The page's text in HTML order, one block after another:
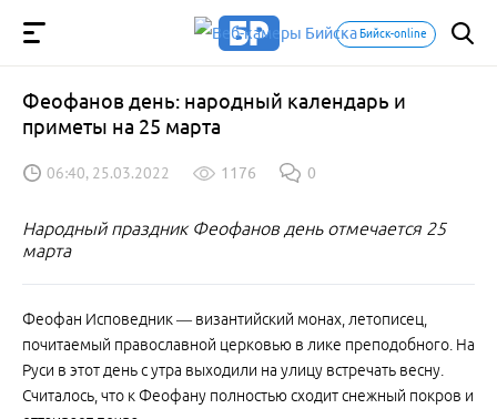
Бийск-online
Феофанов день: народный календарь и
приметы на 25 марта
06:40, 25.03.2022 1176 0
Народный праздник Феофанов день отмечается 25
марта
Феофан Исповедник — византийский монах, летописец,
почитаемый православной церковью в лике преподобного. На
Руси в этот день с утра выходили на улицу встречать весну.
Считалось, что к Феофану полностью сходит снежный покров и